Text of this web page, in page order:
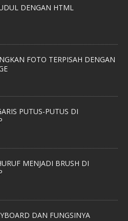
DENGAN HTML
FOTO TERPISAH DENGAN
PUTUS-PUTUS DI
MENJADI BRUSH DI
DAN FUNGSINYA